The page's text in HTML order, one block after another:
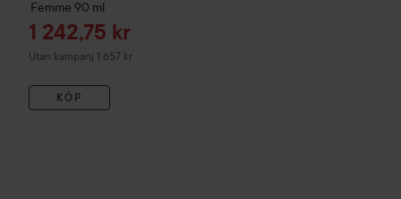
Femme 90 ml
Reapris
1 242,75 kr
Utan kampanj 1 657 kr
KÖP